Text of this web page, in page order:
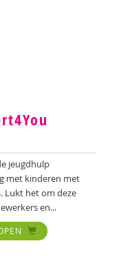
jeugdhulp
met kinderen met
Lukt het om deze
en...